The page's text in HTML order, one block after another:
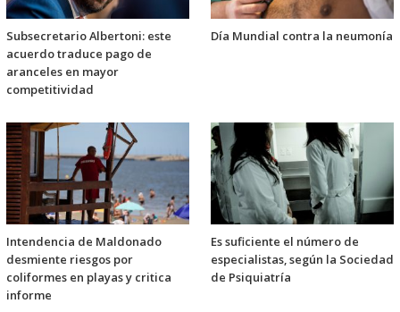
Subsecretario Albertoni: este
acuerdo traduce pago de
aranceles en mayor
competitividad
Día Mundial contra la neumonía
Intendencia de Maldonado
desmiente riesgos por
coliformes en playas y critica
informe
Es suficiente el número de
especialistas, según la Sociedad
de Psiquiatría